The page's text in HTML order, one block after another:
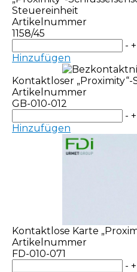
Steuereinheit
Artikelnummer
1158/45
- +
Hinzufügen
Kontaktloser „Proximity“-
Artikelnummer
GB-010-012
- +
Hinzufügen
Kontaktlose Karte
Artikelnummer
FD-010-071
- +